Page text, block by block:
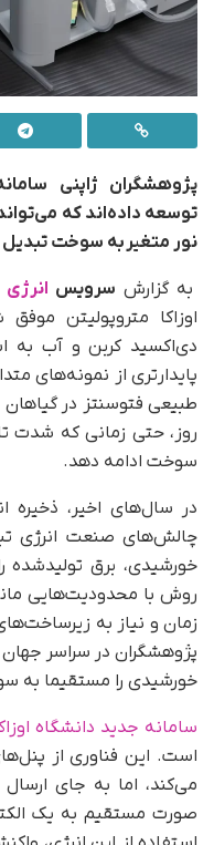
پژوهشگران ژاپنی
توسعه داده‌اند که
نور متغیر به سوخت تبدیل
به گزارش سرویس انرژی
اوزاکا متروپولیتن
دی‌اکسید کربن و آب به
پایدارتری از نمونه‌های
طبیعی فتوسنتز در
روز، حتی زمانی که شدت
سوخت ادامه دهد.
در سال‌های اخیر، ذخیره
چالش‌های صنعت انرژی
خورشیدی، برق تولیدشده
روش با محدودیت‌هایی
زمان و نیاز به
پژوهشگران در سراسر
خورشیدی را مستقیما به
سامانه جدید دانشگاه
است. این فناوری از
می‌کند، اما به جای ارسال
صورت مستقیم به یک